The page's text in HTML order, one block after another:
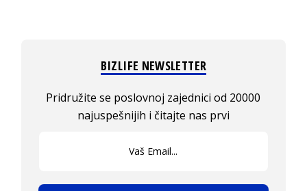
BIZLIFE NEWSLETTER
Pridružite se poslovnoj zajednici od 20000
najuspešnijih i čitajte nas prvi